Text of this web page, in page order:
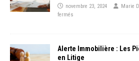
novembre 23, 2024 Marie
fermés
Alerte Immobilière : Les
en Litige